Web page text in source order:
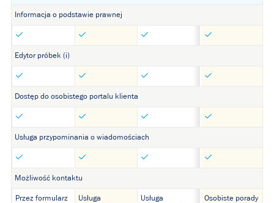
Informacja o podstawie prawnej
Edytor próbek (i)
Dostęp do osobistego portalu klienta
Usługa przypominania o wiadomościach
Możliwość kontaktu
Przez formularz
Usługa
Usługa
Osobiste porady